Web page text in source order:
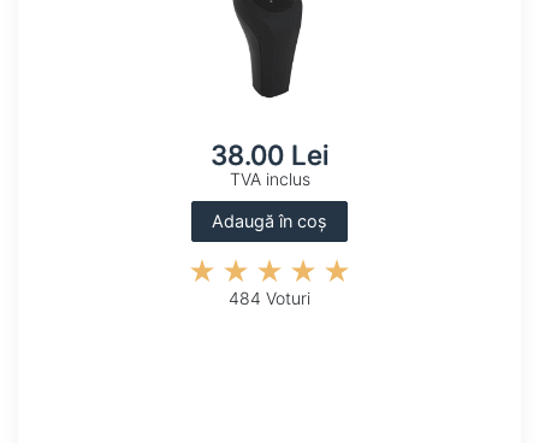
38.00 Lei
TVA inclus
Adaugă în coș
484 Voturi